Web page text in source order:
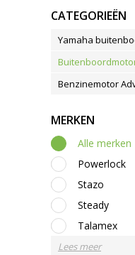
CATEGORIEËN
Yamaha
Benzinemotor
MERKEN
Alle merken
Powerlock
Stazo
Steady
Talamex
Lees meer